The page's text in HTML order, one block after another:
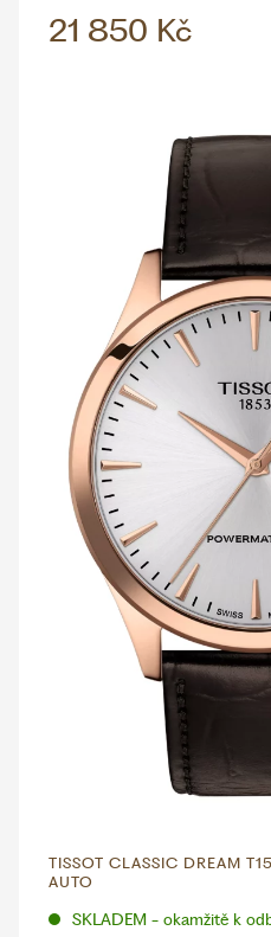
21 850 Kč
TISSOT CLASSIC DREAM
AUTO
SKLADEM - okamžitě k